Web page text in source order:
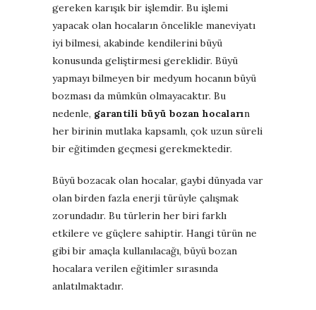
gereken karışık bir işlemdir. Bu işlemi
yapacak olan hocaların öncelikle maneviyatı
iyi bilmesi, akabinde kendilerini büyü
konusunda geliştirmesi gereklidir. Büyü
yapmayı bilmeyen bir medyum hocanın büyü
bozması da mümkün olmayacaktır. Bu
nedenle, garantili büyü bozan hocaların
her birinin mutlaka kapsamlı, çok uzun süreli
bir eğitimden geçmesi gerekmektedir.
Büyü bozacak olan hocalar, gaybi dünyada var
olan birden fazla enerji türüyle çalışmak
zorundadır. Bu türlerin her biri farklı
etkilere ve güçlere sahiptir. Hangi türün ne
gibi bir amaçla kullanılacağı, büyü bozan
hocalara verilen eğitimler sırasında
anlatılmaktadır.